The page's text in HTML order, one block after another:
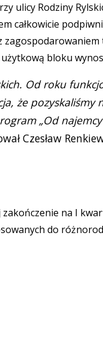
ulicy Rodziny
całkowicie
bloku
Od roku
że pozyskaliśmy
„Od najemcy
Czesław
na I
do